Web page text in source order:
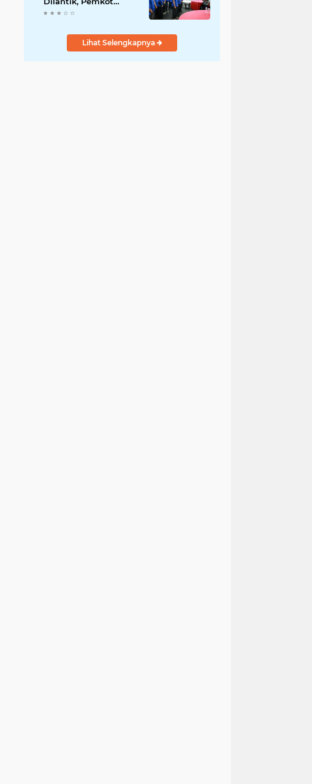
Tekankan Sinergi dan
Lihat Selengkapnya